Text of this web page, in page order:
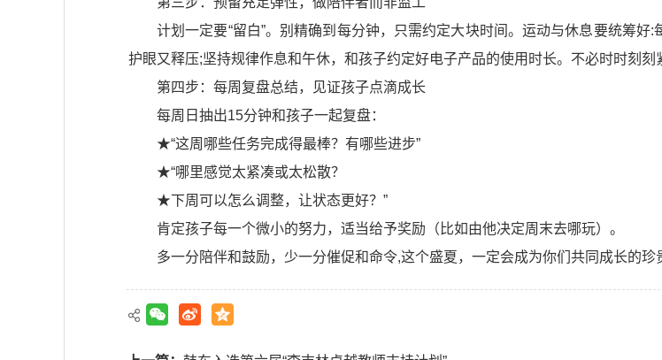
计划一定要“留白”。别精确到每分钟，只需约定大块时间。运动与休息要统筹
护眼又释压;坚持规律作息和午休，和孩子约定好电子产品的使用时长。不必时时刻刻
第四步：每周复盘总结，见证孩子点滴成长
每周日抽出15分钟和孩子一起复盘：
★“这周哪些任务完成得最棒？有哪些进步”
★“哪里感觉太紧凑或太松散？
★下周可以怎么调整，让状态更好？”
肯定孩子每一个微小的努力，适当给予奖励（比如由他决定周末去哪玩）。
多一分陪伴和鼓励，少一分催促和命令,这个盛夏，一定会成为你们共同成长的珍